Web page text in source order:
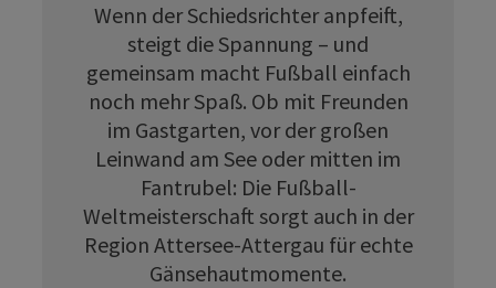
Wenn der Schiedsrichter anpfeift,
steigt die Spannung – und
gemeinsam macht Fußball einfach
noch mehr Spaß. Ob mit Freunden
im Gastgarten, vor der großen
Leinwand am See oder mitten im
Fantrubel: Die Fußball-
Weltmeisterschaft sorgt auch in der
Region Attersee-Attergau für echte
Gänsehautmomente.